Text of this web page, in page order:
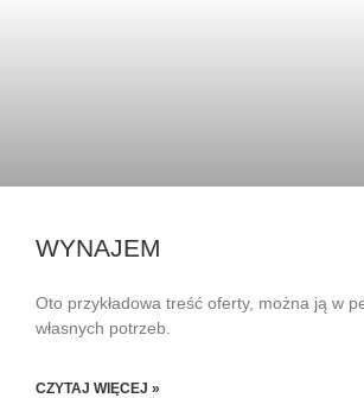
WYNAJEM
Oto przykładowa treść oferty, można ją w
własnych potrzeb.
CZYTAJ WIĘCEJ »